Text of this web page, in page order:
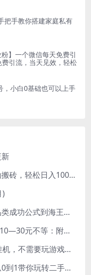
把手教你搭建家庭私有
】一个微信每天免费引
引流，当天见效，轻松
，小白0基础也可以上手
最新快手磁力万和掘金，自动搬砖，轻松日入100-200，操作简单
)
亚马逊卖家利润飙升课：从品类成功公式到海王打法，让每个SKU都成爆款一路飙升(更新26年3月
帮别人安装“纸飞机“，一单赚10—30元不等：附：免费节点
25年最新游戏搬砖，全自动挂机，不需要玩游戏，单手机操作日入300+
二手车电商化直播落地课，从0到1带你玩转二手车直播